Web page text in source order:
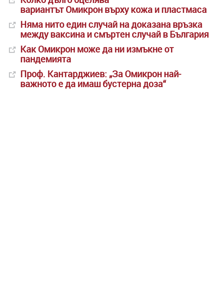
вариантът Омикрон върху кожа и пластмаса
Няма нито един случай на доказана връзка
между ваксина и смъртен случай в България
Как Омикрон може да ни измъкне от
пандемията
Проф. Кантарджиев: „За Омикрон най-
важното е да имаш бустерна доза“